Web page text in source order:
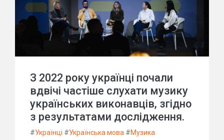
З 2022 року українці почали
вдвічі частіше слухати музику
українських виконавців, згідно
з результатами дослідження.
#Українці #Українська мова #Музика